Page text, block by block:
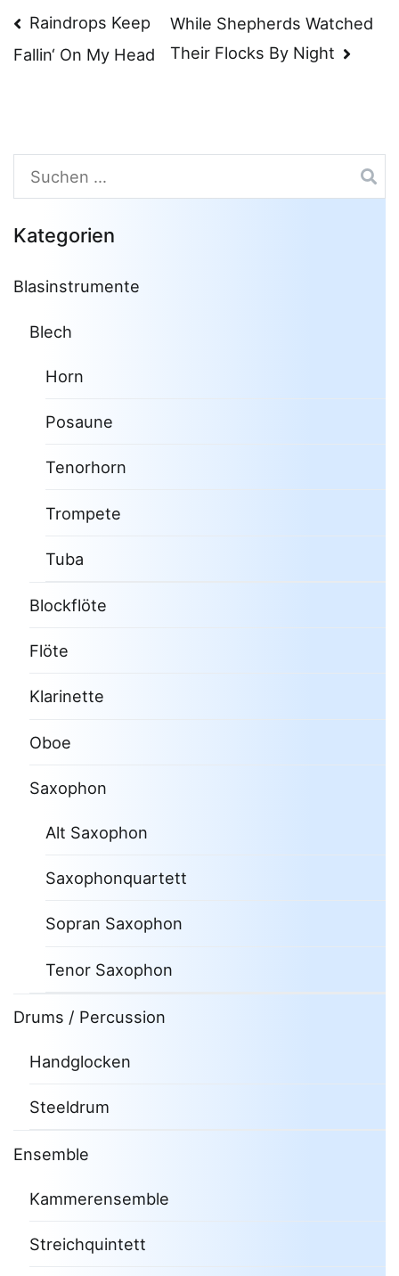
Beitragsnavigation
Raindrops Keep
Fallin‘ On My Head
While Shepherds Watched
Their Flocks By Night
Suchen
nach:
Kategorien
Blasinstrumente
Blech
Horn
Posaune
Tenorhorn
Trompete
Tuba
Blockflöte
Flöte
Klarinette
Oboe
Saxophon
Alt Saxophon
Saxophonquartett
Sopran Saxophon
Tenor Saxophon
Drums / Percussion
Handglocken
Steeldrum
Ensemble
Kammerensemble
Streichquintett